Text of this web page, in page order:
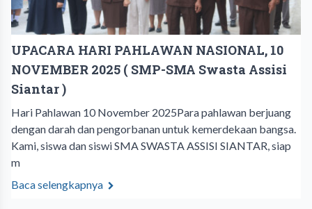
UPACARA HARI PAHLAWAN NASIONAL, 10
NOVEMBER 2025 ( SMP-SMA Swasta Assisi
Siantar )
Hari Pahlawan 10 November 2025Para pahlawan berjuang
dengan darah dan pengorbanan untuk kemerdekaan bangsa.
Kami, siswa dan siswi SMA SWASTA ASSISI SIANTAR, siap
m
Baca selengkapnya